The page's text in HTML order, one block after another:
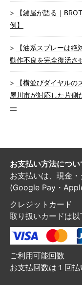
【鍵屋が語る｜
例】
【油系スプレーは
動作不良を完全復活さ
【横並びダイヤル
屋川市が対応した片側
―
お支払い方法につい
お支払いは、現金
(Google Pay・
クレジットカード
取り扱いカードは以
ご利用可能回数
お支払回数は１回払